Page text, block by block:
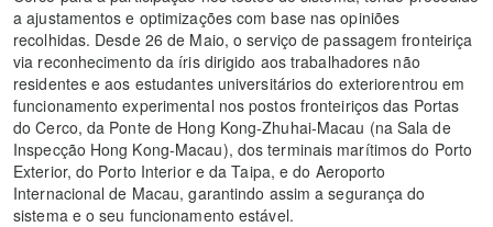
a ajustamentos e optimizações com base nas opiniões
recolhidas. Desde 26 de Maio, o serviço de passagem fronteiriça
via reconhecimento da íris dirigido aos trabalhadores não
residentes e aos estudantes universitários do exteriorentrou em
funcionamento experimental nos postos fronteiriços das Portas
do Cerco, da Ponte de Hong Kong-Zhuhai-Macau (na Sala de
Inspecção Hong Kong-Macau), dos terminais marítimos do Porto
Exterior, do Porto Interior e da Taipa, e do Aeroporto
Internacional de Macau, garantindo assim a segurança do
sistema e o seu funcionamento estável.